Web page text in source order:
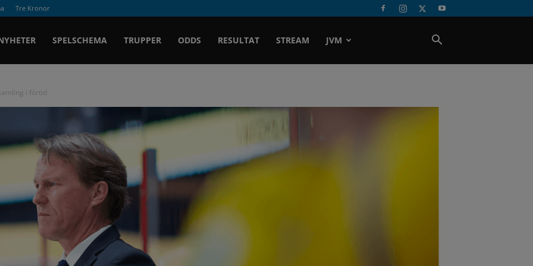
Tre Kronor
SPELSCHEMA TRUPPER ODDS RESULTAT STREAM JVM
i förtid